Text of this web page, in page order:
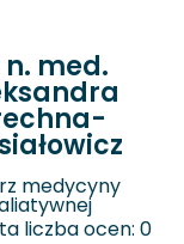
med.
medycyny
liczba ocen: 0